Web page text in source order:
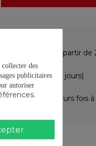
gratuite à partir de
gratuits (15 jours)
en plusieurs fois
des
publicitaires
autoriser